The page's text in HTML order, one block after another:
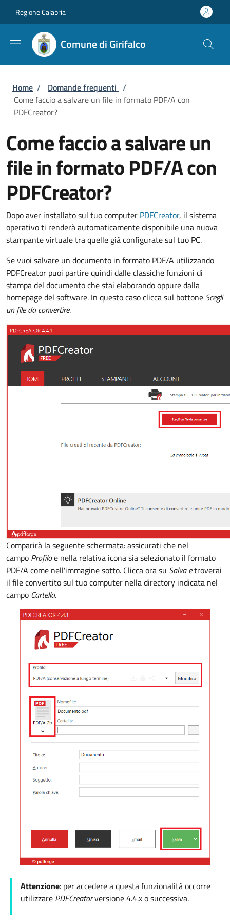
Regione Calabria
Comune di Girifalco
Briciole di pane
Home / Domande frequenti /
Come faccio a salvare un file in formato PDF/A con
PDFCreator?
Come faccio a salvare un
file in formato PDF/A con
PDFCreator?
Dopo aver installato sul tuo computer PDFCreator, il sistema
operativo ti renderà automaticamente disponibile una nuova
stampante virtuale tra quelle già configurate sul tuo PC.
Se vuoi salvare un documento in formato PDF/A utilizzando
PDFCreator puoi partire quindi dalle classiche funzioni di
stampa del documento che stai elaborando oppure dalla
homepage del software. In questo caso clicca sul bottone Scegli
un file da convertire.
Comparirà la seguente schermata: assicurati che nel
campo Profiloe nella relativa icona sia selezionato il formato
PDF/A come nell'immagine sotto. Clicca ora su Salva etroverai
il file convertito sul tuo computer nella directory indicata nel
campo Cartella.
Attenzione: per accedere a questa funzionalità occorre
utilizzare PDFCreatorversione 4.4.x o successiva.